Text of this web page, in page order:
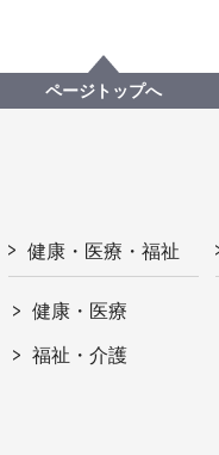
ページトップへ
健康・医療・福祉
健康・医療
福祉・介護